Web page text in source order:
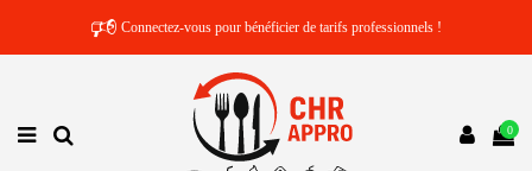
🕫 Connectez-vous pour bénéficier de tarifs professionnels !
0